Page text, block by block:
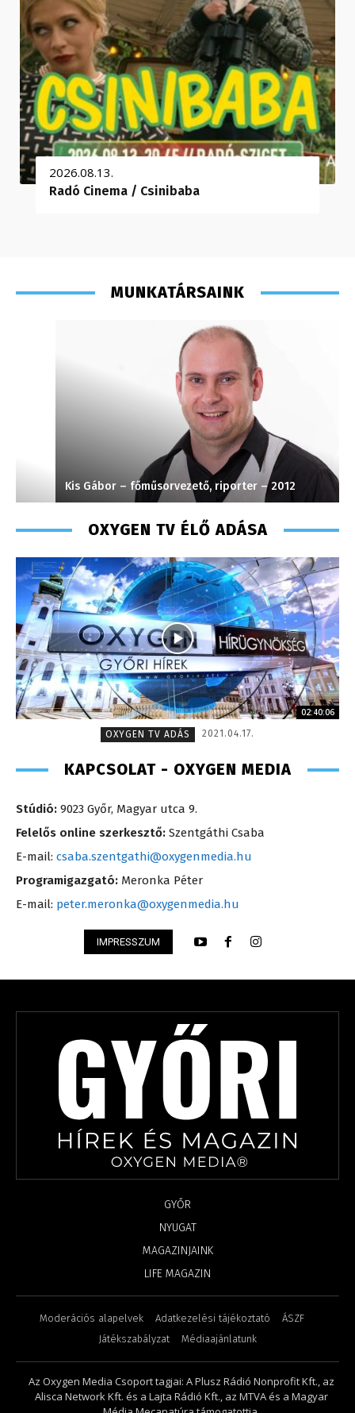
2026.08.13.
Radó Cinema / Csinibaba
MUNKATÁRSAINK
Kis Gábor – főműsorvezető, riporter – 2012
OXYGEN TV ÉLŐ ADÁSA
02:40:06
OXYGEN TV ADÁS
2021.04.17.
KAPCSOLAT - OXYGEN MEDIA
Stúdió: 9023 Győr, Magyar utca 9.
Felelős online szerkesztő: Szentgáthi Csaba
E-mail: csaba.szentgathi@oxygenmedia.hu
Programigazgató: Meronka Péter
E-mail: peter.meronka@oxygenmedia.hu
IMPRESSZUM
GYŐR
NYUGAT
MAGAZINJAINK
LIFE MAGAZIN
Moderációs alapelvek Adatkezelési tájékoztató
ÁSZF
Játékszabályzat
Médiaajánlatunk
Az Oxygen Media Csoport tagjai: A Plusz Rádió Nonprofit Kft., az
Alisca Network Kft. és a Lajta Rádió Kft., az MTVA és a Magyar